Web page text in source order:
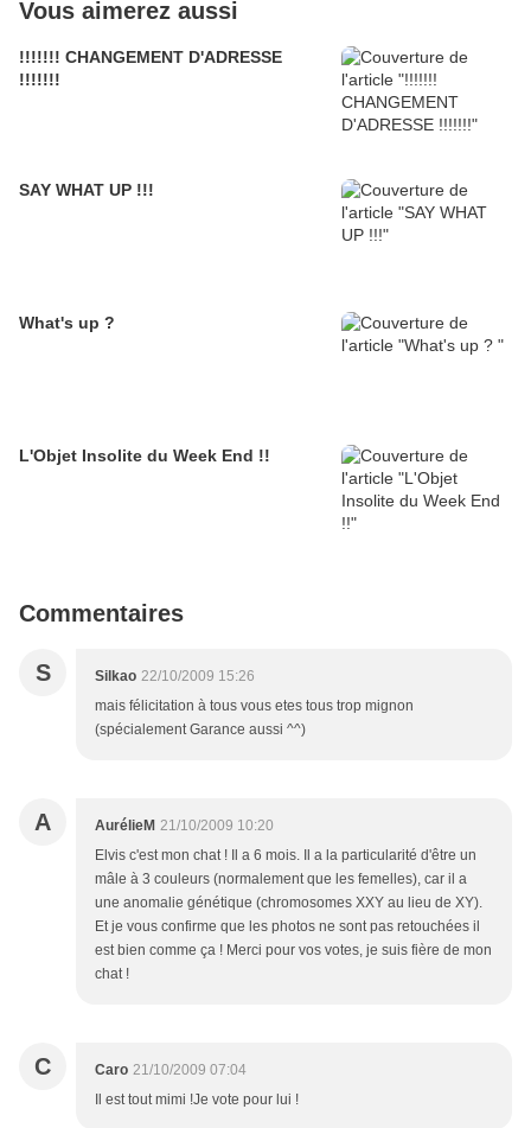
Vous aimerez aussi
!!!!!!! CHANGEMENT D'ADRESSE
!!!!!!!
SAY WHAT UP !!!
What's up ?
L'Objet Insolite du Week End !!
Commentaires
S Silkao 22/10/2009 15:26
mais félicitation à tous vous etes tous trop mignon
(spécialement Garance aussi ^^)
A AurélieM 21/10/2009 10:20
Elvis c'est mon chat ! Il a 6 mois. Il a la particularité d'être un
mâle à 3 couleurs (normalement que les femelles), car il a
une anomalie génétique (chromosomes XXY au lieu de XY).
Et je vous confirme que les photos ne sont pas retouchées il
est bien comme ça ! Merci pour vos votes, je suis fière de mon
chat !
C Caro 21/10/2009 07:04
Il est tout mimi !Je vote pour lui !